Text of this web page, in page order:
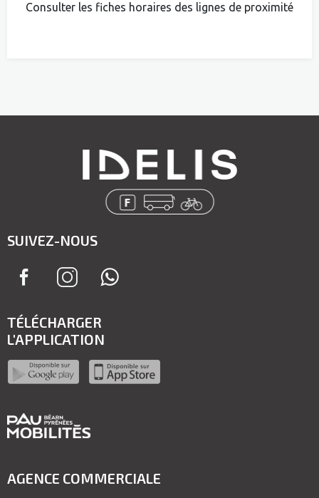
Consulter les fiches horaires des lignes de proximité
SUIVEZ-NOUS
TÉLÉCHARGER
L'APPLICATION
AGENCE COMMERCIALE